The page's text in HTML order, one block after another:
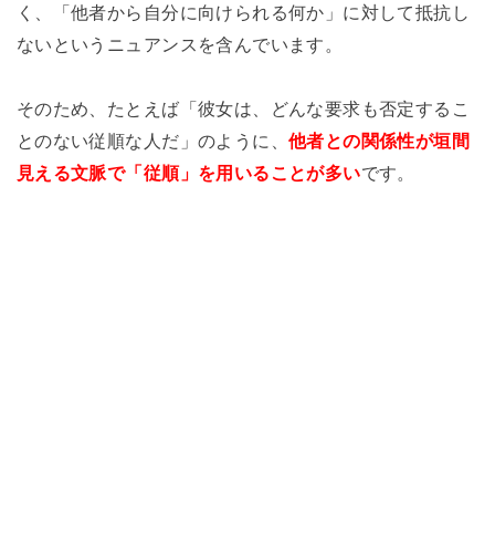
く、「他者から自分に向けられる何か」に対して抵抗し
ないというニュアンスを含んでいます。
そのため、たとえば「彼女は、どんな要求も否定するこ
とのない従順な人だ」のように、他者との関係性が垣間
見える文脈で「従順」を用いることが多いです。